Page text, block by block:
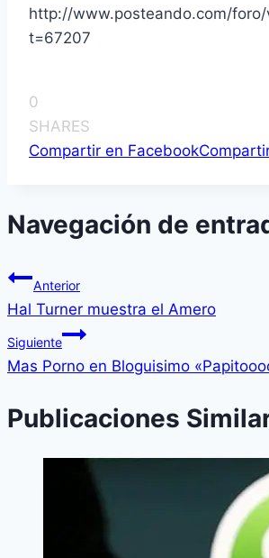
http://www.posteando.com/foro/
t=67207
0
SHARES
Compartir en Facebook
Navegación de
Anterior
Hal Turner muestra el Amero
Siguiente
Mas Porno en Bloguisimo
Publicaciones